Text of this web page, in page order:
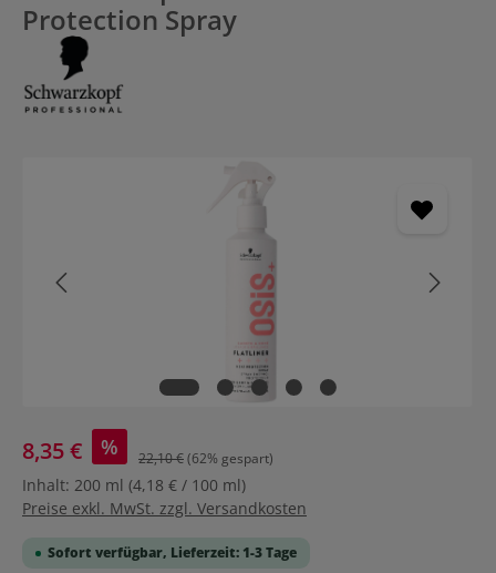
Protection Spray
8,35 € % 22,10 €(62% gespart)
Inhalt: 200 ml (4,18 € / 100 ml)
Preise exkl. MwSt. zzgl. Versandkosten
Sofort verfügbar, Lieferzeit: 1-3 Tage